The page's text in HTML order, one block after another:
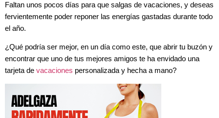
Faltan unos pocos días para que salgas de vacaciones, y deseas
fervientemente poder reponer las energías gastadas durante todo
el año.
¿Qué podría ser mejor, en un día como este, que abrir tu buzón y
encontrar que uno de tus mejores amigos te ha envidado una
tarjeta de vacaciones personalizada y hecha a mano?